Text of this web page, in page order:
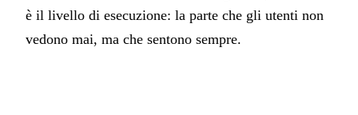
è il livello di esecuzione: la parte che gli utenti non
vedono mai, ma che sentono sempre.